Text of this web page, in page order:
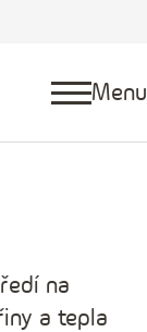
Menu
na
a tepla